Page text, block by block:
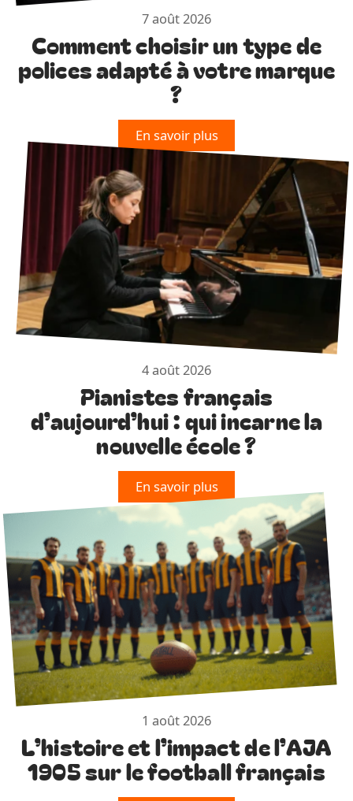
7 août 2026
Comment choisir un type de
polices adapté à votre marque
?
En savoir plus
4 août 2026
Pianistes français
d’aujourd’hui : qui incarne la
nouvelle école ?
En savoir plus
1 août 2026
L’histoire et l’impact de l’AJA
1905 sur le football français